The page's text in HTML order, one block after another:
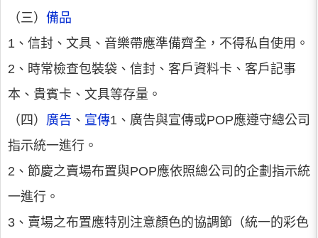
（三） 備品
1、信封、文具、音樂帶應準備齊全，不得私自使用。
2、時常檢查包裝袋、信封、客戶資料卡、客戶記事
本、貴賓卡、文具等存量。
（四） 廣告 、 宣傳1、廣告與宣傳或POP應遵守總公司
指示統一進行。
2、節慶之賣場布置與POP應依照總公司的企劃指示統
一進行。
3、賣場之布置應特別注意顏色的協調節（統一的彩色